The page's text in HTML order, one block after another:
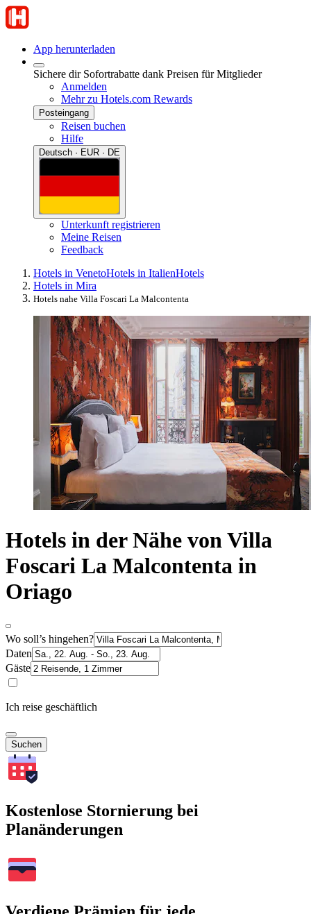
App herunterladen
Sichere dir Sofortrabatte dank Preisen für Mitglieder
Anmelden
Mehr zu Hotels.com Rewards
Posteingang
Reisen buchen
Hilfe
Deutsch · EUR · DE
Unterkunft registrieren
Meine Reisen
Feedback
Hotels in VenetoHotels in ItalienHotels
Hotels in Mira
Hotels nahe Villa Foscari La Malcontenta
Hotels in der Nähe von Villa
Foscari La Malcontenta in
Oriago
Wo soll’s hingehen?
Daten
Gäste
Ich reise geschäftlich
Suchen
Kostenlose Stornierung bei
Planänderungen